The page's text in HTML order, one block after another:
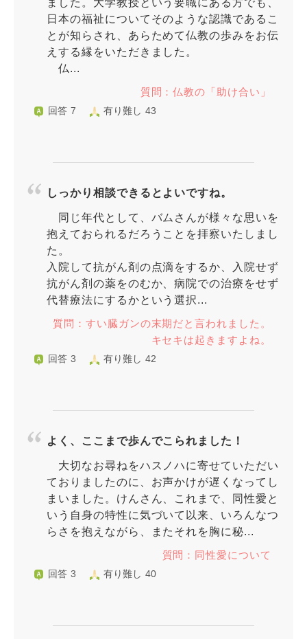
ました。大学教授という要職にある方でも、
日本の福祉についてそのような認識であるこ
とが知らされ、あらためて仏教の歩みをお伝
えする縁をいただきました。
仏...
質問：仏教の「助け合い」
回答 7 有り難し 43
しっかり相談できるとよいですね。
同じ年代として、バムさんが様々な思いを
抱えておられるだろうことを拝察いたしまし
た。
入院して抗がん剤の点滴をするか、入院せず
抗がん剤の薬をのむか、病院での治療をせず
代替療法にするかという選択...
質問：すい臓ガンの末期だと言われました。
キセキは起きますよね。
回答 3 有り難し 42
よく、ここまで歩んでこられました！
大切なお尋ねをハスノハに寄せていただい
ておりましたのに、お声かけが遅くなってし
まいました。けんさん、これまで、同性愛と
いう自身の特性に気づいて以来、いろんなつ
らさを抱えながら、またそれを胸に秘...
質問：同性愛について
回答 3 有り難し 40